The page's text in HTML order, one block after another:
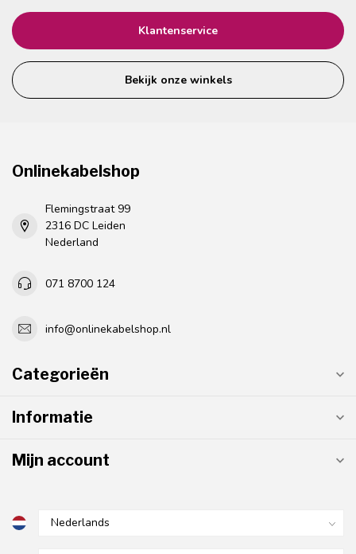
Klantenservice
Bekijk onze winkels
Onlinekabelshop
Flemingstraat 99
2316 DC Leiden
Nederland
071 8700 124
info@onlinekabelshop.nl
Categorieën
Informatie
Mijn account